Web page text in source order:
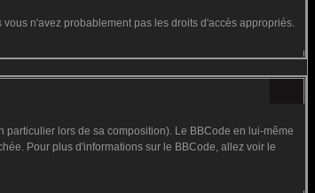
n'avez probablement pas les droits d'accès appropriés.
lors de sa composition). Le BBCode en lui-même
Pour plus d'informations sur le BBCode, allez voir le